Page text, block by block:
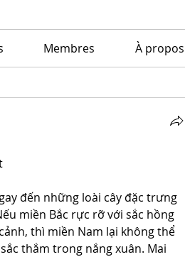
Membres À propos
đến những loài cây đặc trưng
miền Bắc rực rỡ với sắc hồng
thì miền Nam lại không thể
thắm trong nắng xuân. Mai